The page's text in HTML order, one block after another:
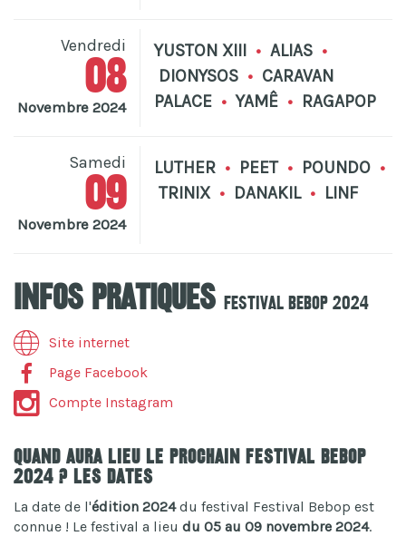
Vendredi
08
Novembre 2024
YUSTON XIII • ALIAS •
DIONYSOS • CARAVAN
PALACE • YAMÊ • RAGAPOP
Samedi
09
Novembre 2024
LUTHER • PEET • POUNDO •
TRINIX • DANAKIL • LINF
Infos pratiques Festival Bebop 2024
Site internet
Page Facebook
Compte Instagram
Quand aura lieu le prochain Festival Bebop
2024 ? Les dates
La date de l'édition 2024du festival Festival Bebop est
connue ! Le festival a lieu du 05 au 09 novembre 2024.